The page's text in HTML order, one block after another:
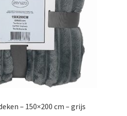
– 150×200 cm – grijs